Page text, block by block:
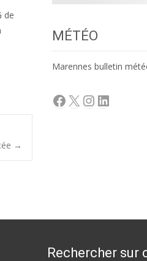
de
→
MÉTÉO
Marennes bulletin
Facebook
X Instagram
LinkedIn
Rechercher sur